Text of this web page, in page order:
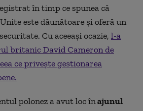
în timp ce spunea că
este dăunătoare şi oferă un
Cu aceeaşi ocazie, l-a
britanic David Cameron de
ce priveşte gestionarea
polonez a avut loc înajunul